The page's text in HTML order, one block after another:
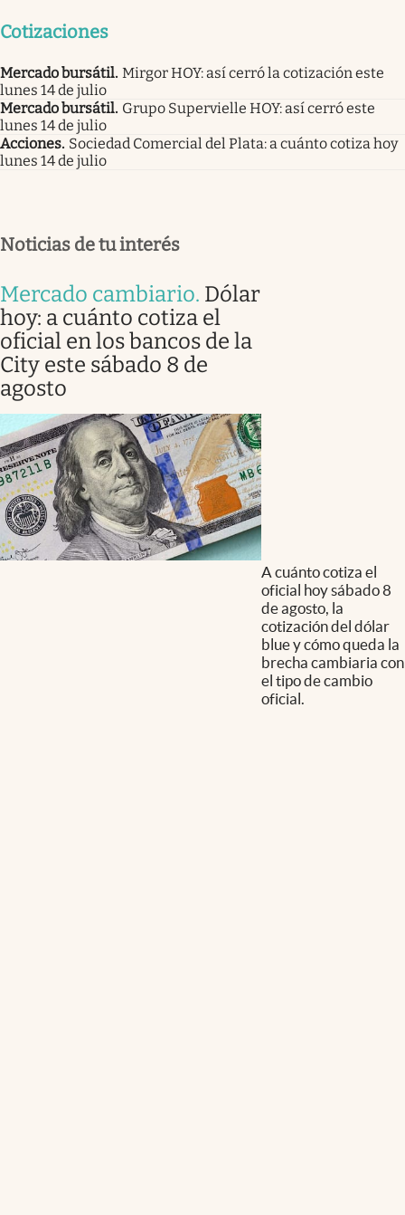
Cotizaciones
Mercado bursátil. Mirgor HOY: así cerró la cotización este
lunes 14 de julio
Mercado bursátil. Grupo Supervielle HOY: así cerró este
lunes 14 de julio
Acciones. Sociedad Comercial del Plata: a cuánto cotiza hoy
lunes 14 de julio
Noticias de tu interés
Mercado cambiario. Dólar
hoy: a cuánto cotiza el
oficial en los bancos de la
City este sábado 8 de
agosto
A cuánto cotiza el
oficial hoy sábado 8
de agosto, la
cotización del dólar
blue y cómo queda la
brecha cambiaria con
el tipo de cambio
oficial.